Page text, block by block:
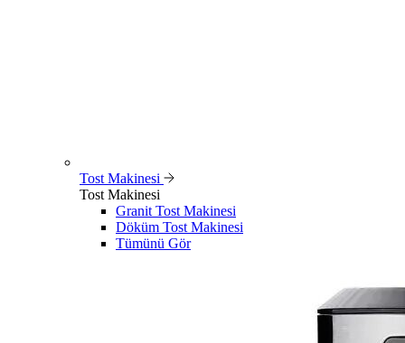
Tost Makinesi
Tost Makinesi
Granit Tost Makinesi
Döküm Tost Makinesi
Tümünü Gör